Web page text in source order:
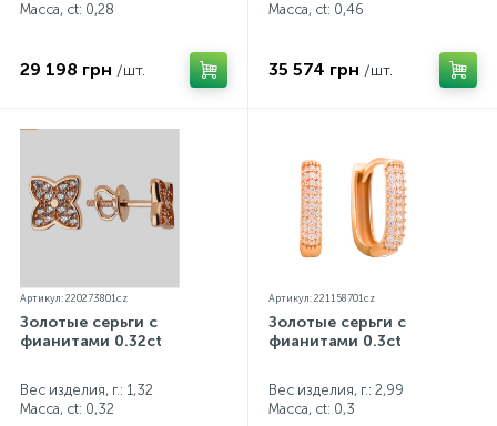
Масса, ct: 0,28
29 198 грн /шт.
Масса, ct: 0,46
35 574 грн /шт.
Артикул: 220273801cz
Золотые серьги с
фианитами 0.32ct
Вес изделия, г.: 1,32
Масса, ct: 0,32
Артикул: 221158701cz
Золотые серьги с
фианитами 0.3ct
Вес изделия, г.: 2,99
Масса, ct: 0,3